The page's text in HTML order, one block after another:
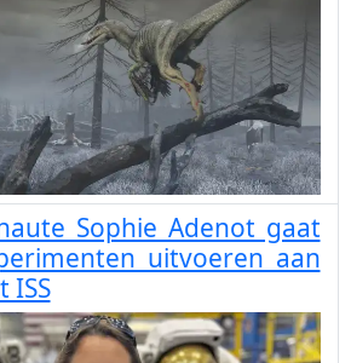
Sophie Adenot gaat
uitvoeren aan
ISS